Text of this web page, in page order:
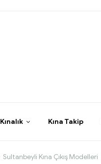
Kınalık Kına Takip
Sultanbeyli Kına Çıkış Modelleri